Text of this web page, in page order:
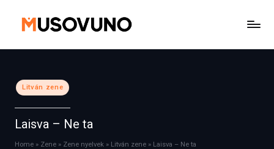
Posted
in
Litván zene
Laisva – Ne ta
Home » Zene » Zene nyelvek » Litván zene » Laisva – Ne ta